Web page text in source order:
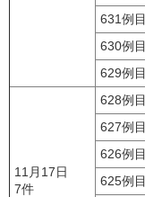
631例目
630例目
629例目
11月17日
7件
628例目
627例目
626例目
625例目